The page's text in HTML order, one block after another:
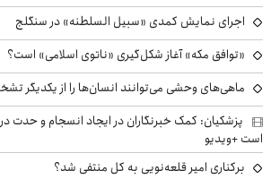
اجرای نمایش کمدی «سبیل السلطنه» در سنگلج
«توافق مکه» آغاز شکل‌گیری «ناتوی اسلامی» است؟
ماهی‌های وحشی می‌توانند انسان‌ها را از یکدیگر
پزشکیان: کمک خبرنگاران در ایجاد انسجام و حدت
است +ویدیو
برکناری امیر قلعه‌نویی به کل منتفی شد؟